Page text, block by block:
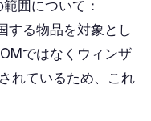
囲について：
する物品を対象とし
ではなくウィンザ
れているため、これ